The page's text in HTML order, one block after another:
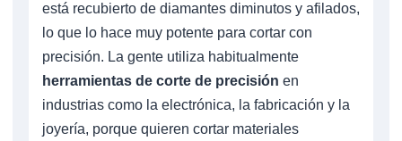
está recubierto de diamantes diminutos y afilados,
lo que lo hace muy potente para cortar con
precisión. La gente utiliza habitualmente
herramientas de corte de precisión en
industrias como la electrónica, la fabricación y la
joyería, porque quieren cortar materiales